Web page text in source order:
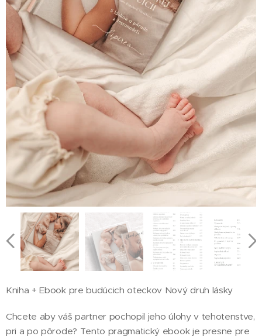
Kniha + Ebook pre budúcich oteckov Nový druh lásky
Chcete aby váš partner pochopil jeho úlohy v tehotenstve,
pri a po pôrode? Tento pragmatický ebook je presne pre